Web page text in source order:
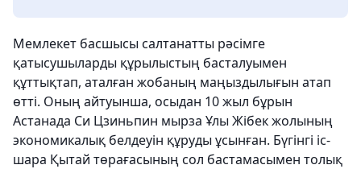
Мемлекет басшысы салтанатты рәсімге
қатысушыларды құрылыстың басталуымен
құттықтап, аталған жобаның маңыздылығын атап
өтті. Оның айтуынша, осыдан 10 жыл бұрын
Астанада Си Цзиньпин мырза Ұлы Жібек жолының
экономикалық белдеуін құруды ұсынған. Бүгінгі іс-
шара Қытай төрағасының сол бастамасымен толық